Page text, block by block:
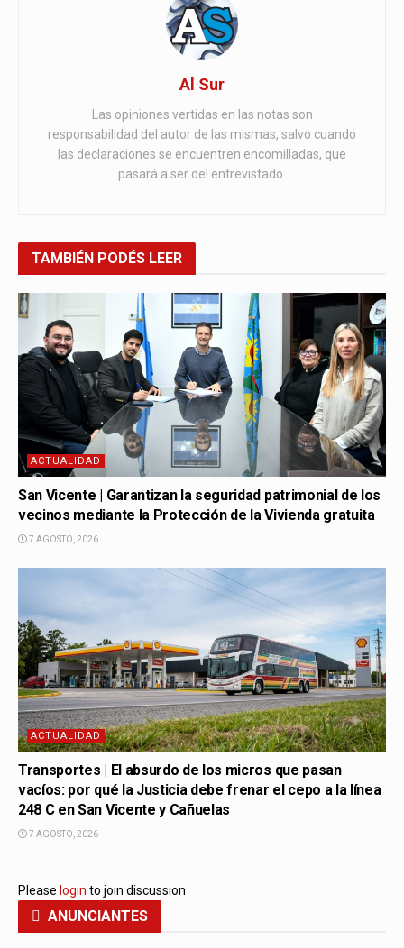
Al Sur
Las opiniones vertidas en las notas son
responsabilidad del autor de las mismas, salvo cuando
las declaraciones se encuentren encomilladas, que
pasará a ser del entrevistado.
TAMBIÉN PODÉS LEER
ACTUALIDAD
San Vicente | Garantizan la seguridad patrimonial de los
vecinos mediante la Protección de la Vivienda gratuita
7 AGOSTO, 2026
ACTUALIDAD
Transportes | El absurdo de los micros que pasan
vacíos: por qué la Justicia debe frenar el cepo a la línea
248 C en San Vicente y Cañuelas
7 AGOSTO, 2026
Please login to join discussion
ANUNCIANTES